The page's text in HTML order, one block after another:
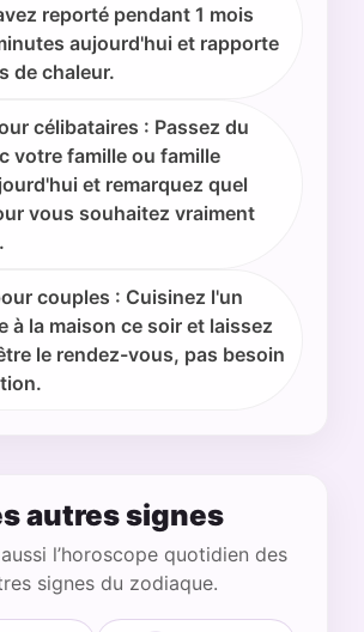
reporté pendant 1 mois
aujourd'hui et rapporte
de chaleur.
célibataires : Passez du
votre famille ou famille
et remarquez quel
vous souhaitez vraiment
couples : Cuisinez l'un
à la maison ce soir et laissez
le rendez-vous, pas besoin
autres signes
l’horoscope quotidien des
signes du zodiaque.